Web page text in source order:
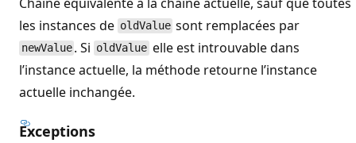
les instances de oldValue sont remplacées par
newValue . Si oldValue elle est introuvable dans
l’instance actuelle, la méthode retourne l’instance
actuelle inchangée.
Exceptions